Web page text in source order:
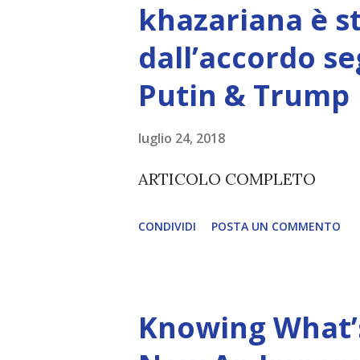
non è la scelta più efficiente.
L’intelligenza può simulare
essere Coscienza. Può
renderanno la differenza
khazariana è
dall’accordo
Putin & Trump
luglio 24, 2018
ARTICOLO COMPLETO
CONDIVIDI POSTA UN COMMENTO
Knowing